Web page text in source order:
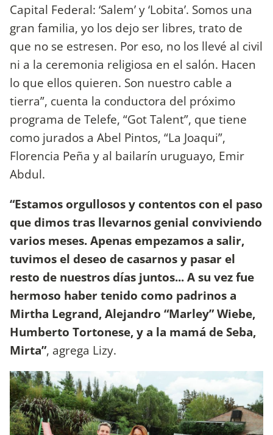
Capital Federal: ‘Salem’ y ‘Lobita’. Somos una
gran familia, yo los dejo ser libres, trato de
que no se estresen. Por eso, no los llevé al civil
ni a la ceremonia religiosa en el salón. Hacen
lo que ellos quieren. Son nuestro cable a
tierra”, cuenta la conductora del próximo
programa de Telefe, “Got Talent”, que tiene
como jurados a Abel Pintos, “La Joaqui”,
Florencia Peña y al bailarín uruguayo, Emir
Abdul.
“Estamos orgullosos y contentos con el paso
que dimos tras llevarnos genial conviviendo
varios meses. Apenas empezamos a salir,
tuvimos el deseo de casarnos y pasar el
resto de nuestros días juntos... A su vez fue
hermoso haber tenido como padrinos a
Mirtha Legrand, Alejandro “Marley” Wiebe,
Humberto Tortonese, y a la mamá de Seba,
Mirta”, agrega Lizy.